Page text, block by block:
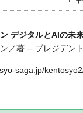
デジタルとAIの未
／著 -- プレジデン
saga.jp/